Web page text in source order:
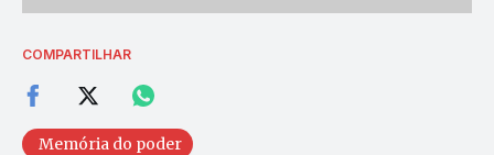
COMPARTILHAR
Memória do poder